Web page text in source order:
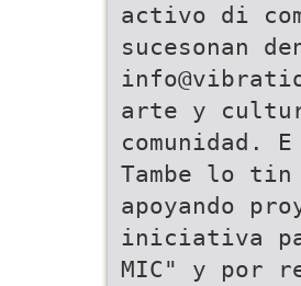
activo di
sucesonan
arte y
Tambe lo tin
apoyando
iniciativa
MIC" y por